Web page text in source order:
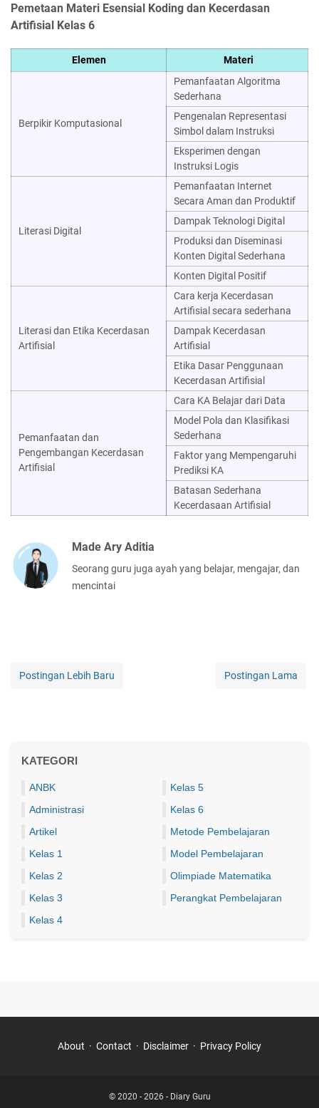
Pemetaan Materi Esensial Koding dan Kecerdasan
Artifisial Kelas 6
Elemen Materi
Berpikir Komputasional
Pemanfaatan Algoritma
Sederhana
Pengenalan Representasi
Simbol dalam Instruksi
Eksperimen dengan
Instruksi Logis
Literasi Digital
Pemanfaatan Internet
Secara Aman dan Produktif
Dampak Teknologi Digital
Produksi dan Diseminasi
Konten Digital Sederhana
Konten Digital Positif
Literasi dan Etika Kecerdasan
Artifisial
Cara kerja Kecerdasan
Artifisial secara sederhana
Dampak Kecerdasan
Artifisial
Etika Dasar Penggunaan
Kecerdasan Artifisial
Pemanfaatan dan
Pengembangan Kecerdasan
Artifisial
Cara KA Belajar dari Data
Model Pola dan Klasifikasi
Sederhana
Faktor yang Mempengaruhi
Prediksi KA
Batasan Sederhana
Kecerdasaan Artifisial
Made Ary Aditia
Seorang guru juga ayah yang belajar, mengajar, dan
mencintai
Postingan Lebih Baru Postingan Lama
KATEGORI
ANBK
Administrasi
Artikel
Kelas 1
Kelas 2
Kelas 3
Kelas 4
Kelas 5
Kelas 6
Metode Pembelajaran
Model Pembelajaran
Olimpiade Matematika
Perangkat Pembelajaran
About Contact Disclaimer Privacy Policy
© 2020 - 2026 - Diary Guru